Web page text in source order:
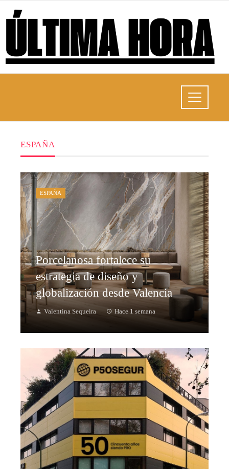
ESPAÑA
Porcelanosa fortalece su
estrategia de diseño y
globalización desde Valencia
Valentina Sequeira Hace 1 semana
ESPAÑA